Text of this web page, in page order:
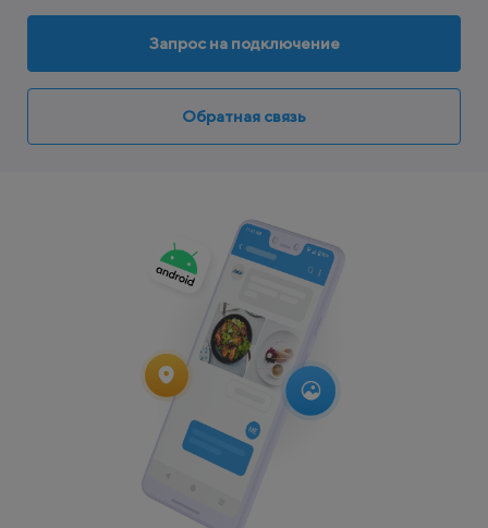
Запрос на подключение
Обратная связь